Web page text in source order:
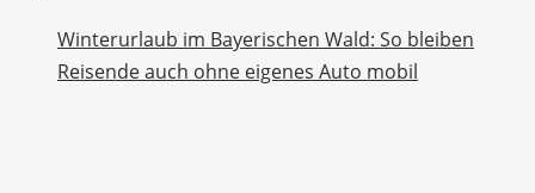
Winterurlaub im Bayerischen Wald: So bleiben
Reisende auch ohne eigenes Auto mobil